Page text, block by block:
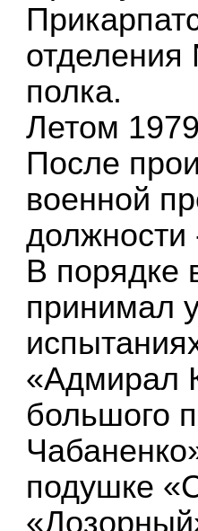
отделения
полка.
Летом
После
военной
должности
В порядке
принимал
«Адмирал
большого
подушке